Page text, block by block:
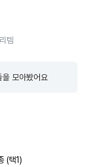
템
모아봤어요
(택1)